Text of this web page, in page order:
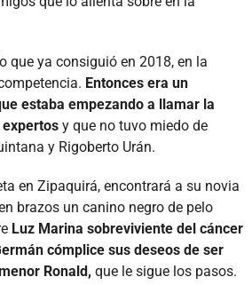
que ya consiguió en 2018, en la
Entonces era un
estaba empezando a llamar la
y que no tuvo miedo de
y Rigoberto Urán.
en Zipaquirá, encontrará a su novia
brazos un canino negro de pelo
Luz Marina sobreviviente del cáncer
cómplice sus deseos de ser
Ronald, que le sigue los pasos.